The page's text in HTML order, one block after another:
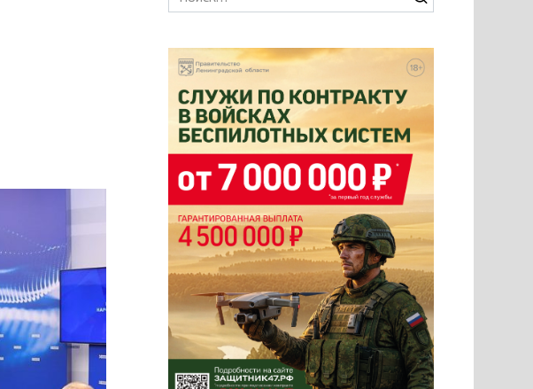
for: